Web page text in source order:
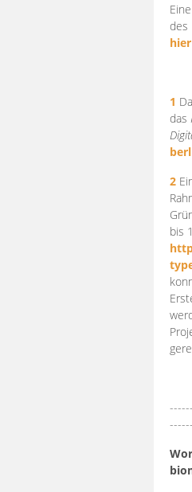
des
hier
1
das
2
bis